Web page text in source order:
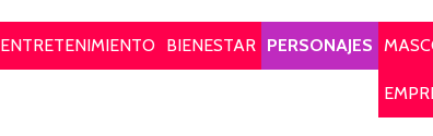
ENTRETENIMIENTO BIENESTAR PERSONAJES